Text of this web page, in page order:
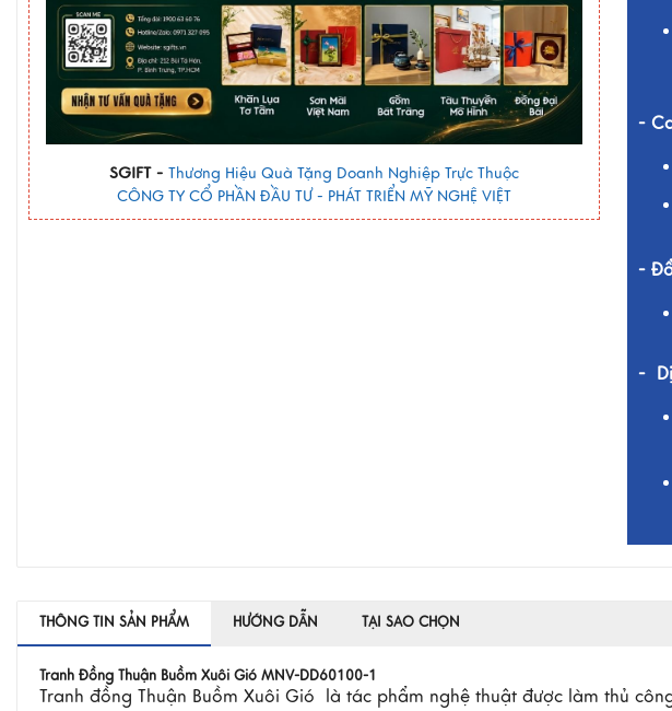
SGIFT - Thương Hiệu Quà Tặng Doanh Nghiệp Trực Thuộc
CÔNG TY CỔ PHẦN ĐẦU TƯ - PHÁT TRIỂN MỸ NGHỆ VIỆT
-
-
-
THÔNG TIN SẢN PHẨM HƯỚNG DẪN TẠI SAO CHỌN
Tranh Đồng Thuận Buồm Xuôi Gió MNV-DD60100-1
Tranh đồng Thuận Buồm Xuôi Gió là tác phẩm nghệ thuật được làm thủ